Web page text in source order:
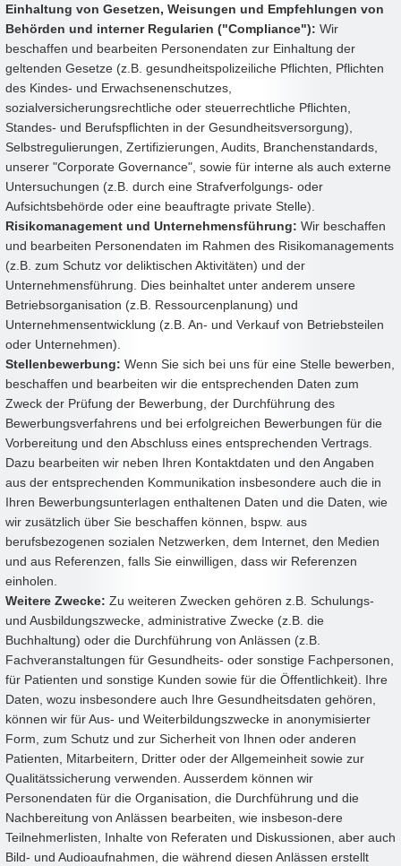
Einhaltung von Gesetzen, Weisungen und Empfehlungen von
Behörden und interner Regularien ("Compliance"): Wir
beschaffen und bearbeiten Personendaten zur Einhaltung der
geltenden Gesetze (z.B. gesundheitspolizeiliche Pflichten, Pflichten
des Kindes- und Erwachsenenschutzes,
sozialversicherungsrechtliche oder steuerrechtliche Pflichten,
Standes- und Berufspflichten in der Gesundheitsversorgung),
Selbstregulierungen, Zertifizierungen, Audits, Branchenstandards,
unserer "Corporate Governance", sowie für interne als auch externe
Untersuchungen (z.B. durch eine Strafverfolgungs- oder
Aufsichtsbehörde oder eine beauftragte private Stelle).
Risikomanagement und Unternehmensführung: Wir beschaffen
und bearbeiten Personendaten im Rahmen des Risikomanagements
(z.B. zum Schutz vor deliktischen Aktivitäten) und der
Unternehmensführung. Dies beinhaltet unter anderem unsere
Betriebsorganisation (z.B. Ressourcenplanung) und
Unternehmensentwicklung (z.B. An- und Verkauf von Betriebsteilen
oder Unternehmen).
Stellenbewerbung: Wenn Sie sich bei uns für eine Stelle bewerben,
beschaffen und bearbeiten wir die entsprechenden Daten zum
Zweck der Prüfung der Bewerbung, der Durchführung des
Bewerbungsverfahrens und bei erfolgreichen Bewerbungen für die
Vorbereitung und den Abschluss eines entsprechenden Vertrags.
Dazu bearbeiten wir neben Ihren Kontaktdaten und den Angaben
aus der entsprechenden Kommunikation insbesondere auch die in
Ihren Bewerbungsunterlagen enthaltenen Daten und die Daten, wie
wir zusätzlich über Sie beschaffen können, bspw. aus
berufsbezogenen sozialen Netzwerken, dem Internet, den Medien
und aus Referenzen, falls Sie einwilligen, dass wir Referenzen
einholen.
Weitere Zwecke: Zu weiteren Zwecken gehören z.B. Schulungs-
und Ausbildungszwecke, administrative Zwecke (z.B. die
Buchhaltung) oder die Durchführung von Anlässen (z.B.
Fachveranstaltungen für Gesundheits- oder sonstige Fachpersonen,
für Patienten und sonstige Kunden sowie für die Öffentlichkeit). Ihre
Daten, wozu insbesondere auch Ihre Gesundheitsdaten gehören,
können wir für Aus- und Weiterbildungszwecke in anonymisierter
Form, zum Schutz und zur Sicherheit von Ihnen oder anderen
Patienten, Mitarbeitern, Dritter oder der Allgemeinheit sowie zur
Qualitätssicherung verwenden. Ausserdem können wir
Personendaten für die Organisation, die Durchführung und die
Nachbereitung von Anlässen bearbeiten, wie insbeson-dere
Teilnehmerlisten, Inhalte von Referaten und Diskussionen, aber auch
Bild- und Audioaufnahmen, die während diesen Anlässen erstellt